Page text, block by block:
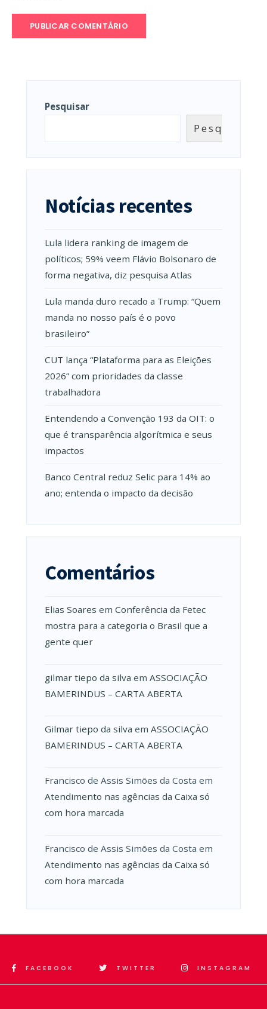
Pesquisar
Pesquisar
Notícias recentes
Lula lidera ranking de imagem de
políticos; 59% veem Flávio Bolsonaro de
forma negativa, diz pesquisa Atlas
Lula manda duro recado a Trump: “Quem
manda no nosso país é o povo
brasileiro”
CUT lança “Plataforma para as Eleições
2026” com prioridades da classe
trabalhadora
Entendendo a Convenção 193 da OIT: o
que é transparência algorítmica e seus
impactos
Banco Central reduz Selic para 14% ao
ano; entenda o impacto da decisão
Comentários
Elias Soares em Conferência da Fetec
mostra para a categoria o Brasil que a
gente quer
gilmar tiepo da silva em ASSOCIAÇÃO
BAMERINDUS – CARTA ABERTA
Gilmar tiepo da silva em ASSOCIAÇÃO
BAMERINDUS – CARTA ABERTA
Francisco de Assis Simões da Costa em
Atendimento nas agências da Caixa só
com hora marcada
Francisco de Assis Simões da Costa em
Atendimento nas agências da Caixa só
com hora marcada
FACEBOOK TWITTER INSTAGRAM